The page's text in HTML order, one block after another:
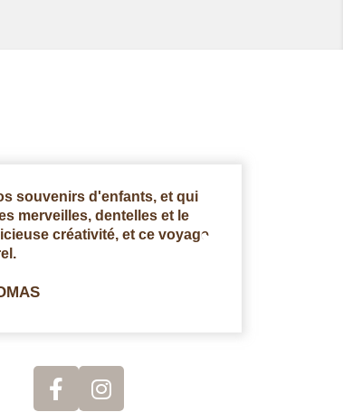
souvenirs d'enfants, et qui
merveilles, dentelles et le
créativité, et ce voyage